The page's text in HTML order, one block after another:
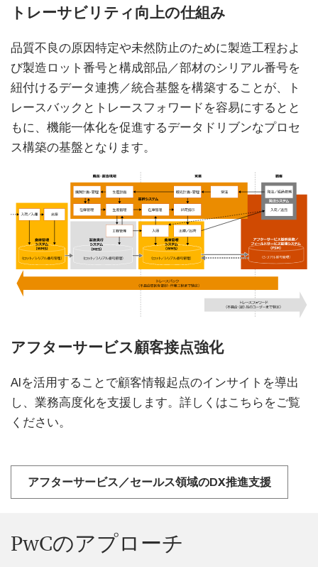
トレーサビリティ向上の仕組み
品質不良の原因特定や未然防止のために製造工程およ
び製造ロット番号と構成部品／部材のシリアル番号を
紐付けるデータ連携／統合基盤を構築することが、ト
レースバックとトレースフォワードを容易にするとと
もに、機能一体化を促進するデータドリブンなプロセ
ス構築の基盤となります。
アフターサービス顧客接点強化
AIを活用することで顧客情報起点のインサイトを導出
し、業務高度化を支援します。詳しくはこちらをご覧
ください。
アフターサービス／セールス領域のDX推進支援
PwCのアプローチ